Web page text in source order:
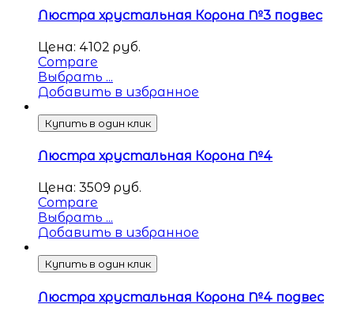
Люстра хрустальная Корона №3 подвес
Цена: 4102 руб.
Compare
Выбрать ...
Добавить в избранное
Купить в один клик
Люстра хрустальная Корона №4
Цена: 3509 руб.
Compare
Выбрать ...
Добавить в избранное
Купить в один клик
Люстра хрустальная Корона №4 подвес